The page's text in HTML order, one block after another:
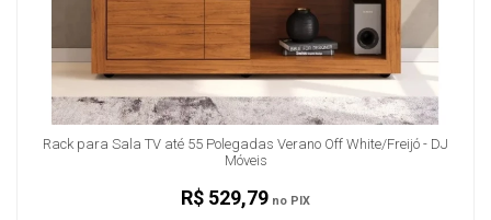
Rack para Sala TV até 55 Polegadas Verano Off White/Freijó - DJ
Móveis
R$ 529,79 no PIX